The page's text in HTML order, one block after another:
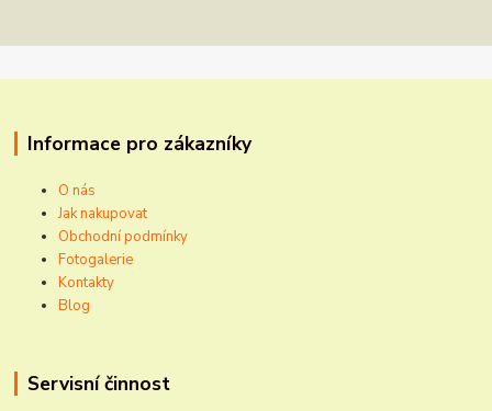
Informace pro zákazníky
O nás
Jak nakupovat
Obchodní podmínky
Fotogalerie
Kontakty
Blog
Servisní činnost